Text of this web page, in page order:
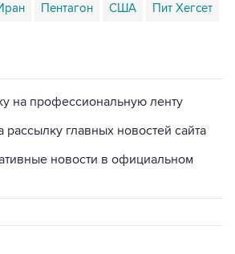
Пентагон США Пит Хегсет
на профессиональную ленту
рассылку главных новостей сайта
новости в официальном